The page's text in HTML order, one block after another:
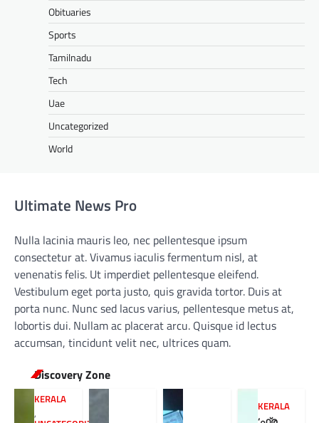
Obituaries
Sports
Tamilnadu
Tech
Uae
Uncategorized
World
Ultimate News Pro
Nulla lacinia mauris leo, nec pellentesque ipsum
consectetur at. Vivamus iaculis fermentum nisl, at
venenatis felis. Ut imperdiet pellentesque eleifend.
Vestibulum eget porta justo, quis gravida tortor. Duis at
porta nunc. Nunc sed lacus varius, pellentesque metus at,
lobortis dui. Nullam ac placerat arcu. Quisque id lectus
accumsan, tincidunt velit nec, ultrices quam.
Discovery Zone
KERALA
,
KERALA